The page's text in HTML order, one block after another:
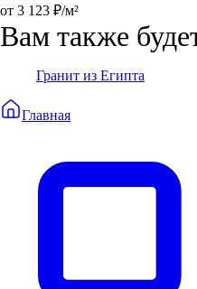
от 3 123 ₽/м²
Вам также
Гранит из Египта
Главная